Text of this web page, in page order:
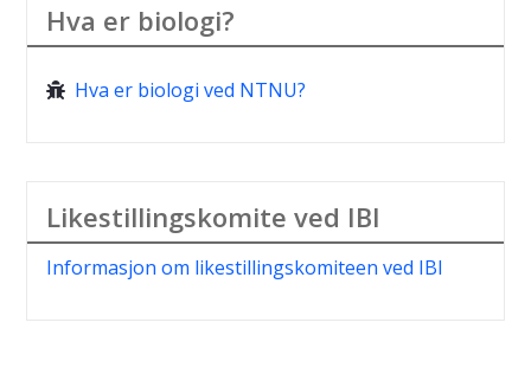
Hva er biologi?
Hva er biologi ved NTNU?
Likestillingskomite ved IBI
Informasjon om likestillingskomiteen ved IBI